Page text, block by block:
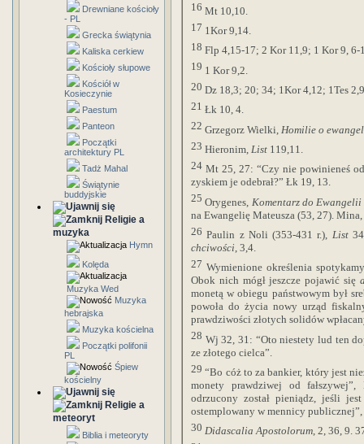
Drewniane kościoły
- PL
Grecka świątynia
Kaliska cerkiew
Kościoły słupowe
Kościół w
Kosieczynie
Paestum
Panteon
Początki
architektury PL
Tadż Mahal
Świątynie
buddyjskie
Religie a
muzyka
Hymn
Kolęda
Muzyka Wed
Muzyka
hebrajska
Muzyka kościelna
Początki polifonii
PL
Śpiew
kościelny
Religie a
meteoryt
Biblia i meteoryty
16 Mt 10,10.
17 1Kor 9,14.
18 Flp 4,15-17; 2 Kor 11,9; 1 Kor 9, 6-
19 1 Kor 9,2.
20 Dz 18,3; 20; 34; 1Kor 4,12; 1Tes
21 Łk 10, 4.
22 Grzegorz Wielki, Homilie o
23 Hieronim, List 119,11.
24 Mt 25, 27: “Czy nie powinieneś
zyskiem je odebrał?” Łk 19, 13.
25Orygenes, Komentarz do Ewangelii
na Ewangelię Mateusza (53, 27).
26 Paulin z Noli (353-431 r.), List
chciwości , 3,4.
27 Wymienione określenia
Obok nich mógł jeszcze pojawić się
monetą w obiegu państwowym był
powoła do życia nowy urząd
prawdziwości złotych solidów
28 Wj 32, 31: “Oto niestety lud ten
ze złotego cielca”.
29“Bo cóż to za bankier, który jest
monety prawdziwej od
odrzucony został pieniądz, jeśli
ostemplowany w mennicy
30 Didascalia Apostolorum, 2, 36, 9.